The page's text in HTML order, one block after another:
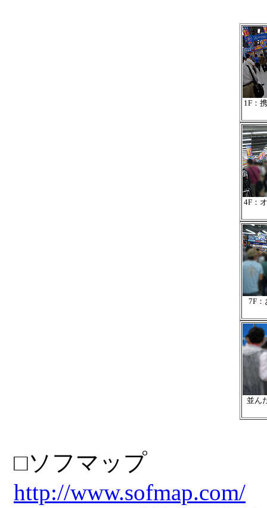
1F：
4F：
7F：
並ん
□ソフマップ
http://www.sofmap.com/